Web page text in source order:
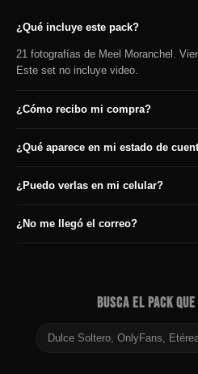
¿Qué incluye este pack?
21 fotografías de Meel Moranchel.
Este set no incluye video.
¿Cómo recibo mi compra?
¿Qué aparece en mi estado de
¿Puedo verlas en mi celular?
¿No me llegó el correo?
BUSCA EL PACK